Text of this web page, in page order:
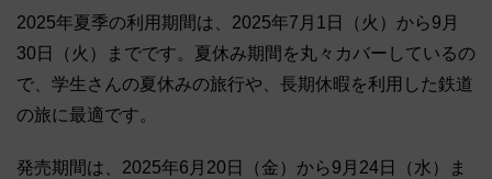
2025年夏季の利用期間は、2025年7月1日（火）から9月
30日（火）までです。夏休み期間を丸々カバーしているの
で、学生さんの夏休みの旅行や、長期休暇を利用した鉄道
の旅に最適です。
発売期間は、2025年6月20日（金）から9月24日（水）ま